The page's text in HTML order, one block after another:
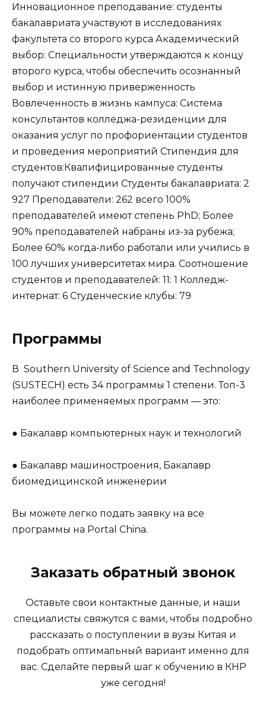
Инновационное преподавание: студенты
бакалавриата участвуют в исследованиях
факультета со второго курса Академический
выбор: Специальности утверждаются к концу
второго курса, чтобы обеспечить осознанный
выбор и истинную приверженность
Вовлеченность в жизнь кампуса: Система
консультантов колледжа-резиденции для
оказания услуг по профориентации студентов
и проведения мероприятий Стипендия для
студентов:Квалифицированные студенты
получают стипендии Студенты бакалавриата: 2
927 Преподаватели: 262 всего 100%
преподавателей имеют степень PhD; Более
90% преподавателей набраны из-за рубежа;
Более 60% когда-либо работали или учились в
100 лучших университетах мира. Соотношение
студентов и преподавателей: 11: 1 Колледж-
интернат: 6 Студенческие клубы: 79
Программы
В Southern University of Science and Technology
(SUSTECH) есть 34 программы 1 степени. Топ-3
наиболее применяемых программ — это:
● Бакалавр компьютерных наук и технологий
● Бакалавр машиностроения, Бакалавр
биомедицинской инженерии
Вы можете легко подать заявку на все
программы на Portal China.
Заказать обратный звонок
Оставьте свои контактные данные, и наши
специалисты свяжутся с вами, чтобы подробно
рассказать о поступлении в вузы Китая и
подобрать оптимальный вариант именно для
вас. Сделайте первый шаг к обучению в КНР
уже сегодня!